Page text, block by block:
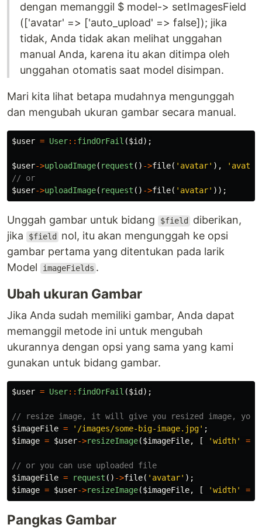
dengan memanggil $ model-> setImagesField
(['avatar' => ['auto_upload' => false]); jika
tidak, Anda tidak akan melihat unggahan
manual Anda, karena itu akan ditimpa oleh
unggahan otomatis saat model disimpan.
Mari kita lihat betapa mudahnya mengunggah
dan mengubah ukuran gambar secara manual.
$user = User:: findOrFail ($id );
$user->uploadImage( request () ->file( 'avatar' ),
// or
$user->uploadImage( request () ->file( 'avatar' ));
Unggah gambar untuk bidang $field
diberikan,
jika
$field
nol, itu akan mengunggah ke opsi
gambar pertama yang ditentukan pada larik
Model
imageFields .
Ubah ukuran Gambar
Jika Anda sudah memiliki gambar, Anda dapat
memanggil metode ini untuk mengubah
ukurannya dengan opsi yang sama yang kami
gunakan untuk bidang gambar.
$user = User:: findOrFail ($id );
// resize image, it will give you resized image, you
$imageFile = '/images/some-big-image.jpg' ;
$image = $user->resizeImage($imageFile, [ 'width' =>
// or you can use uploaded file
$imageFile = request () ->file( 'avatar' );
$image = $user->resizeImage($imageFile, [ 'width' =>
Pangkas Gambar